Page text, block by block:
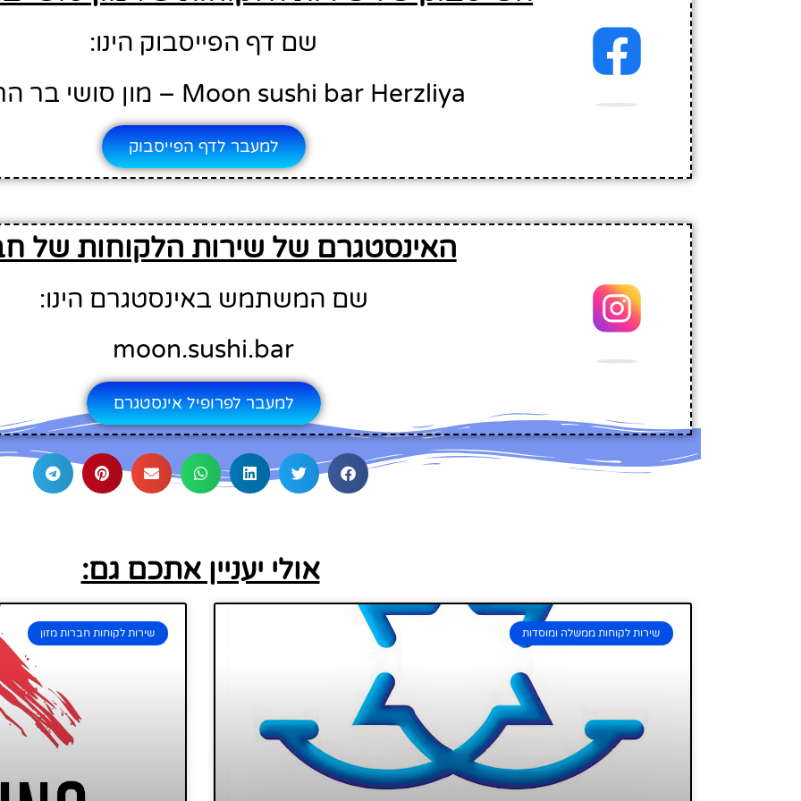
שם דף הפייסבוק הינו:
Moon sushi bar Herzliya – מון סושי בר הרצליה
למעבר לדף הפייסבוק
האינסטגרם של שירות הלקוחות של
שם המשתמש באינסטגרם הינו:
moon.sushi.bar
למעבר לפרופיל אינסטגרם
אולי יעניין אתכם גם:
שירות לקוחות ממשלה ומוסדות שירות לקוחות חברות מזון